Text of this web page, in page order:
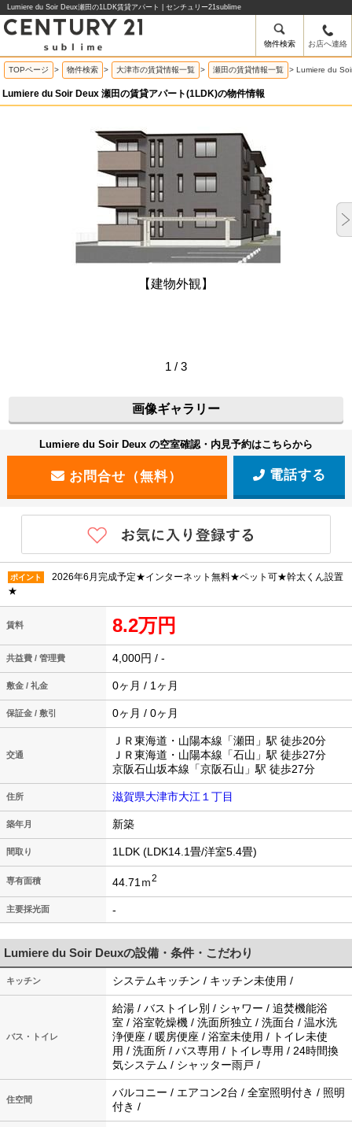
Lumiere du Soir Deux瀬田の1LDK賃貸アパート | センチュリー21sublime
物件検索 お店へ連絡
TOPページ > 物件検索 > 大津市の賃貸情報一覧 > 瀬田の賃貸情報一覧 > Lumiere du
Lumiere du Soir Deux 瀬田の賃貸アパート(1LDK)の物件情報
【建物外観】
1 / 3
画像ギャラリー
Lumiere du Soir Deux の空室確認・内見予約はこちらから
電話する
ポイント
2026年6月完成予定★インターネット無料★ペット可★幹太くん設置
★
賃料 8.2万円
共益費 / 管理費 4,000円 / -
敷金 / 礼金 0ヶ月 / 1ヶ月
保証金 / 敷引 0ヶ月 / 0ヶ月
交通
ＪＲ東海道・山陽本線「瀬田」駅 徒歩20分
ＪＲ東海道・山陽本線「石山」駅 徒歩27分
京阪石山坂本線「京阪石山」駅 徒歩27分
住所 滋賀県大津市大江１丁目
築年月 新築
間取り 1LDK (LDK14.1畳/洋室5.4畳)
専有面積 44.71ｍ2
主要採光面 -
Lumiere du Soir Deuxの設備・条件・こだわり
キッチン システムキッチン / キッチン未使用 /
バス・トイレ
給湯 / バストイレ別 / シャワー / 追焚機能浴
室 / 浴室乾燥機 / 洗面所独立 / 洗面台 / 温水洗
浄便座 / 暖房便座 / 浴室未使用 / トイレ未使
用 / 洗面所 / バス専用 / トイレ専用 / 24時間換
気システム / シャッター雨戸 /
住空間
バルコニー / エアコン2台 / 全室照明付き / 照明
付き /